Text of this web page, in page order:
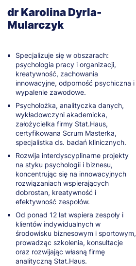
dr Karolina Dyrla-
Mularczyk
Specjalizuje się w obszarach:
psychologia pracy i organizacji,
kreatywność, zachowania
innowacyjne, odporność psychiczna i
wypalenie zawodowe.
Psycholożka, analityczka danych,
wykładowczyni akademicka,
założycielka firmy Stat.Haus,
certyfikowana Scrum Masterka,
specjalistka ds. badań klinicznych.
Rozwija interdyscyplinarne projekty
na styku psychologii i biznesu,
koncentrując się na innowacyjnych
rozwiązaniach wspierających
dobrostan, kreatywność i
efektywność zespołów.
Od ponad 12 lat wspiera zespoły i
klientów indywidualnych w
środowisku biznesowym i sportowym,
prowadząc szkolenia, konsultacje
oraz rozwijając własną firmę
analityczną Stat.Haus.